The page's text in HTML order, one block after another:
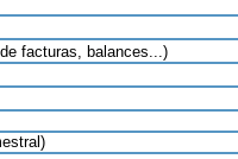
facturas, balances...)